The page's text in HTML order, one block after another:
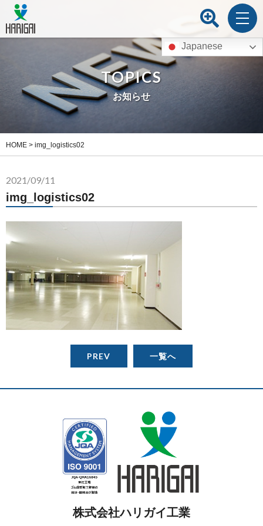
Japanese
TOPICS
お知らせ
HOME > img_logistics02
2021/09/11
img_logistics02
PREV 一覧へ
株式会社ハリガイ工業